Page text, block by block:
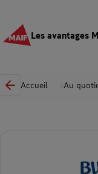
Les avantages
Accueil Au